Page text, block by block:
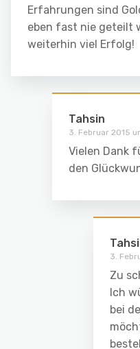
Erfahrungen sind
eben fast nie geteilt
weiterhin viel Erfolg!
Tahsin
3. Februar 2015
Vielen Dank
den
3.
Zu
Ich
bei